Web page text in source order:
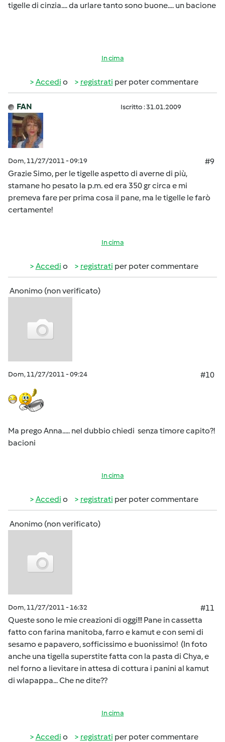
tigelle di cinzia.... da urlare tanto sono buone.... un bacione
In cima
Accedi o registrati per poter commentare
FAN Iscritto : 31.01.2009
Dom, 11/27/2011 - 09:19
#9
Grazie Simo, per le tigelle aspetto di averne di più,
stamane ho pesato la p.m. ed era 350 gr circa e mi
premeva fare per prima cosa il pane, ma le tigelle le farò
certamente!
In cima
Accedi o registrati per poter commentare
Anonimo (non verificato)
Dom, 11/27/2011 - 09:24 #10
Ma prego Anna..... nel dubbio chiedi senza timore capito?!
bacioni
In cima
Accedi o registrati per poter commentare
Anonimo (non verificato)
Dom, 11/27/2011 - 16:32
#11
Queste sono le mie creazioni di oggi!!! Pane in cassetta
fatto con farina manitoba, farro e kamut e con semi di
sesamo e papavero, sofficissimo e buonissimo! (In foto
anche una tigella superstite fatta con la pasta di Chya, e
nel forno a lievitare in attesa di cottura i panini al kamut
di wlapappa... Che ne dite??
In cima
Accedi o registrati per poter commentare